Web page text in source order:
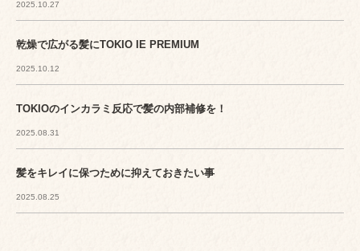
2025.10.27
乾燥で広がる髪にTOKIO IE PREMIUM
2025.10.12
TOKIOのインカラミ反応で髪の内部補修を！
2025.08.31
髪をキレイに保つために抑えておきたい事
2025.08.25